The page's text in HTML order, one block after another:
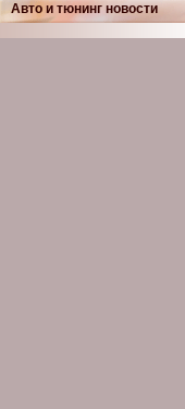
Авто и тюнинг новости